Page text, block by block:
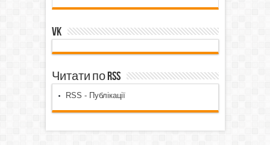
VK
Читати по RSS
RSS - Публікації